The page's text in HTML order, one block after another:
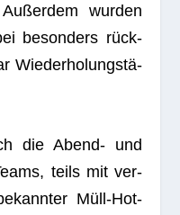
wur­den
beson­ders rück­
Wie­der­ho­lungs­tä­
die Abend- und
teils mit ver­
Müll-Hot­